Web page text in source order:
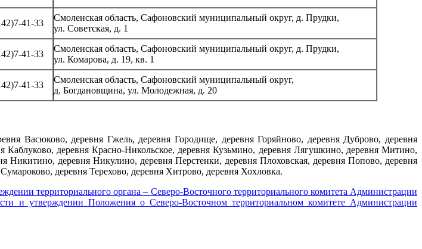
41-33
Смоленская область, Сафоновский муниципальный округ, д. Прудки,
ул. Советская, д. 1
7-41-33
Смоленская область, Сафоновский муниципальный округ, д. Прудки,
ул. Комарова, д. 19, кв. 1
7-41-33
Смоленская область, Сафоновский муниципальный округ,
д. Богдановщина, ул. Молодежная, д. 20
Васюково, деревня Гжель, деревня Городище, деревня Горяйново, деревня Дуброво, деревня
деревня Красно-Никольское, деревня Кузьмино, деревня Лягушкино, деревня Митино,
деревня Никулино, деревня Перстенки, деревня Плоховская, деревня Попово, деревня
Сумароково, деревня Терехово, деревня Хитрово, деревня Хохловка.
территориального органа – Северо-Восточного территориального комитета Администрации
и утверждении Положения о Северо-Восточном территориальном комитете Администрации